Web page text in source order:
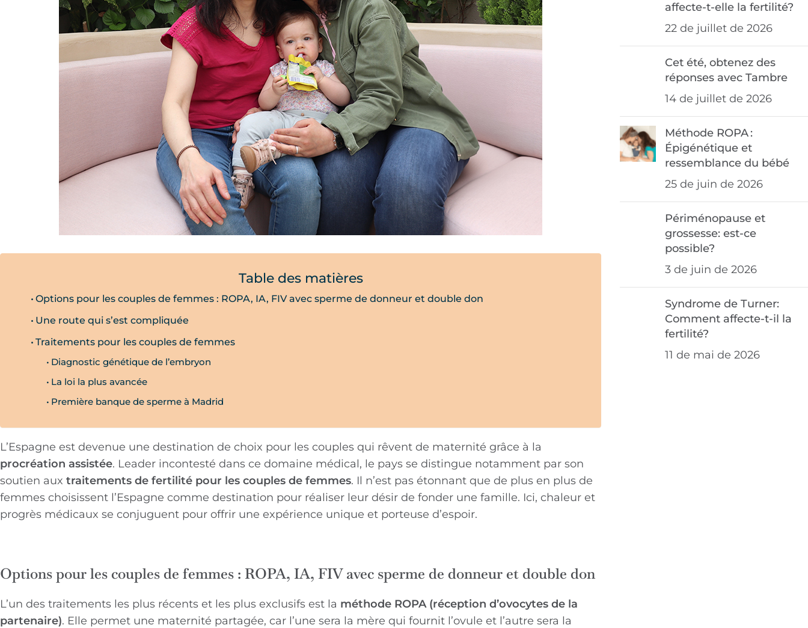
Table des matières
Options pour les couples de femmes : ROPA, IA, FIV avec sperme de donneur et double don
Une route qui s’est compliquée
Traitements pour les couples de femmes
Diagnostic génétique de l’embryon
La loi la plus avancée
Première banque de sperme à Madrid
L’Espagne est devenue une destination de choix pour les couples qui rêvent de maternité grâce à la
procréation assistée. Leader incontesté dans ce domaine médical, le pays se distingue notamment par son
soutien aux traitements de fertilité pour les couples de femmes. Il n’est pas étonnant que de plus en plus de
femmes choisissent l’Espagne comme destination pour réaliser leur désir de fonder une famille. Ici, chaleur et
progrès médicaux se conjuguent pour offrir une expérience unique et porteuse d’espoir.
Options pour les couples de femmes : ROPA, IA, FIV avec sperme de donneur et double don
L’un des traitements les plus récents et les plus exclusifs est la méthode ROPA (réception d’ovocytes de la
partenaire). Elle permet une maternité partagée, car l’une sera la mère qui fournit l’ovule et l’autre sera la
affecte-t-elle la fertilité?
22 de juillet de 2026
Cet été, obtenez des
réponses avec Tambre
14 de juillet de 2026
Méthode ROPA :
Épigénétique et
ressemblance du bébé
25 de juin de 2026
Périménopause et
grossesse: est-ce
possible?
3 de juin de 2026
Syndrome de Turner:
Comment affecte-t-il la
fertilité?
11 de mai de 2026